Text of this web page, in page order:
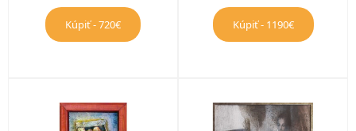
Kúpiť - 720€ Kúpiť - 1190€